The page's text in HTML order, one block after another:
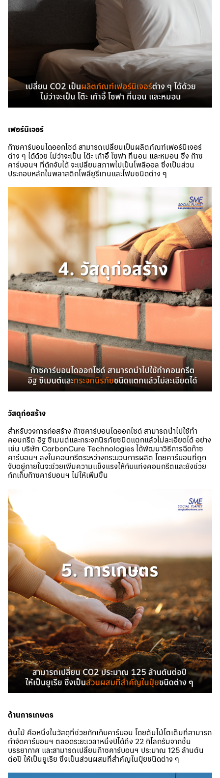
เฟอร์นิเจอร์
ก๊าซคาร์บอนไดออกไซด์ สามารถเปลี่ยนเป็นผลิตภัณฑ์เฟอร์นิเจอร์
ต่าง ๆ ได้ด้วย ไม่ว่าจะเป็น โต๊ะ เก้าอี้ โซฟา ที่นอน และหมอน ซึ่ง ก๊าซ
คาร์บอนฯ ที่ดักจับได้ จะเปลี่ยนสภาพไปเป็นโพลีออล ซึ่งเป็นส่วน
ประกอบหลักในพลาสติกโพลียูรีเทนและโฟมชนิดต่าง ๆ
วัสดุก่อสร้าง
สำหรับวงการก่อสร้าง ก๊าซคาร์บอนไดออกไซด์ สามารถนำไปใช้ทำ
คอนกรีต อิฐ ซีเมนต์และกระจกนิรภัยชนิดแตกแล้วไม่ละเอียดได้ อย่าง
เช่น บริษัท CarbonCure Technologies ได้พัฒนาวิธีการฉีดก๊าซ
คาร์บอนฯ ลงในคอนกรีตระหว่างกระบวนการผลิต โดยคาร์บอนที่ถูก
จับอยู่ภายในจะช่วยเพิ่มความแข็งแรงให้กับแท่งคอนกรีตและยังช่วย
กักเก็บก๊าซคาร์บอนฯ ไม่ให้เพิ่มขึ้น
ด้านการเกษตร
ต้นไม้ คือหนึ่งในวัสดุที่ช่วยกักเก็บคาร์บอน โดยต้นไม้โตเต็มที่สามารถ
กำจัดคาร์บอนฯ ตลอดระยะเวลาหนึ่งปีได้ถึง 22 กิโลกรัมจากชั้น
บรรยากาศ และสามารถเปลี่ยนก๊าซคาร์บอนฯ ประมาณ 125 ล้านตัน
ต่อปี ให้เป็นยูเรีย ซึ่งเป็นส่วนผสมที่สำคัญในปุ๋ยชนิดต่าง ๆ